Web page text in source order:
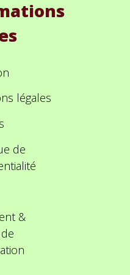
légales
de
&